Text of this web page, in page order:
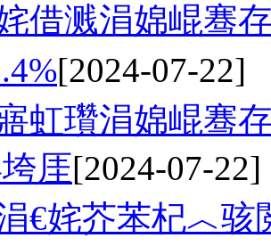
借溅涓婂崐骞
[2024-07-22]
虹瓚涓婂崐骞
厓[2024-07-22]
€姹芥苯杞︿